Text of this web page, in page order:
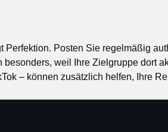
Perfektion. Posten Sie regelmäßig
besonders, weil Ihre Zielgruppe dort
– können zusätzlich helfen, Ihre